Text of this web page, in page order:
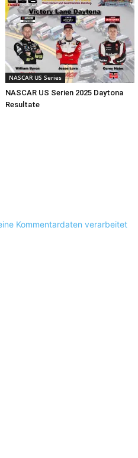
NASCAR US Series
NASCAR US Serien 2025 Daytona
Resultate
Kommentardaten verarbeitet